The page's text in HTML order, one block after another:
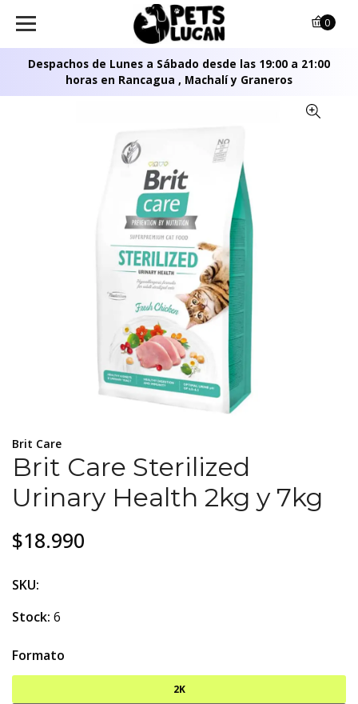
Despachos de Lunes a Sábado desde las 19:00 a 21:00
horas en Rancagua , Machalí y Graneros
0
Brit Care
Brit Care Sterilized
Urinary Health 2kg y 7kg
$18.990
SKU:
Stock: 6
Formato
2K